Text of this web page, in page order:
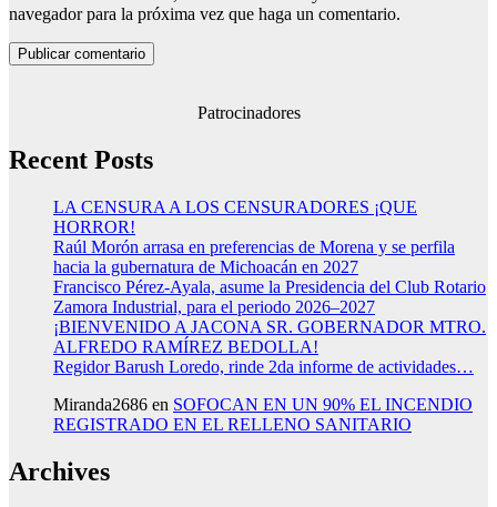
navegador para la próxima vez que haga un comentario.
Patrocinadores
Recent Posts
LA CENSURA A LOS CENSURADORES ¡QUE
HORROR!
Raúl Morón arrasa en preferencias de Morena y se perfila
hacia la gubernatura de Michoacán en 2027
Francisco Pérez-Ayala, asume la Presidencia del Club Rotario
Zamora Industrial, para el periodo 2026–2027
¡BIENVENIDO A JACONA SR. GOBERNADOR MTRO.
ALFREDO RAMÍREZ BEDOLLA!
Regidor Barush Loredo, rinde 2da informe de actividades…
Miranda2686 en SOFOCAN EN UN 90% EL INCENDIO
REGISTRADO EN EL RELLENO SANITARIO
Archives